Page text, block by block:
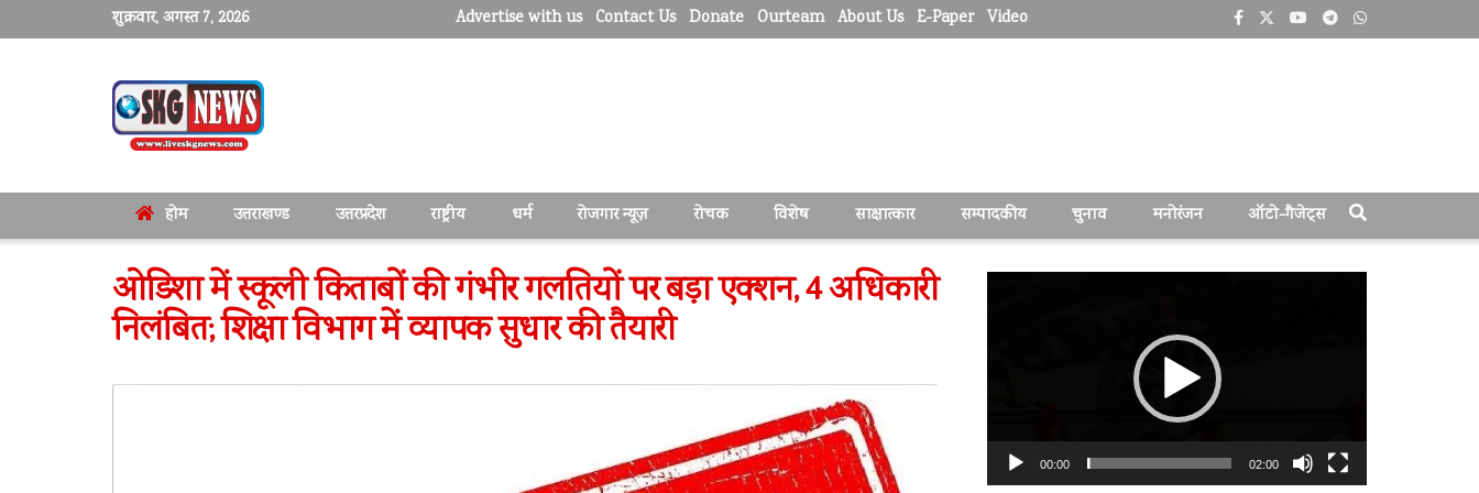
शुक्रवार, अगस्त 7, 2026 Advertise with us Contact Us Donate Ourteam About Us E-Paper Video
होम उत्तराखण्ड उत्तरप्रदेश राष्ट्रीय धर्म रोजगार न्यूज़ रोचक विशेष साक्षात्कार सम्पादकीय चुनाव मनोरंजन ऑटो-गैजेट्स
ओडिशा में स्कूली किताबों की गंभीर गलतियों पर बड़ा एक्शन, 4 अधिकारी
निलंबित; शिक्षा विभाग में व्यापक सुधार की तैयारी
00:00 02:00